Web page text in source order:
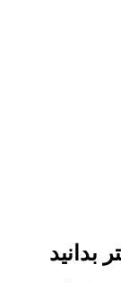
بدانید